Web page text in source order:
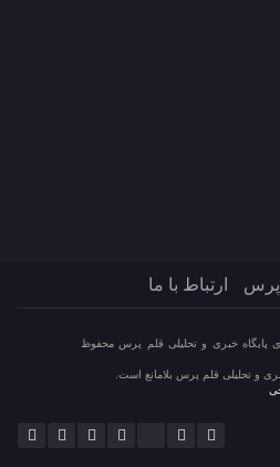
پرس ارتباط با ما
پایگاه خبری و تحلیلی قلم پرس محفوظ
و تحلیلی قلم پرس بلامانع است.